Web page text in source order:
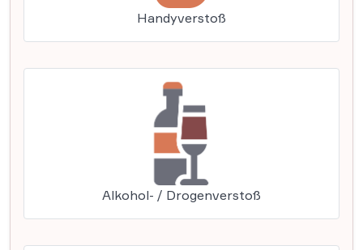
Handyverstoß
Alkohol- / Drogenverstoß